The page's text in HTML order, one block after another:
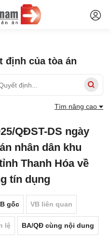
định của tòa án
Tìm nâng cao
QĐST-DS ngày
nhân dân khu
Thanh Hóa về
tín dụng
gốc VB liên quan
lệ BA/QĐ cùng nội dung